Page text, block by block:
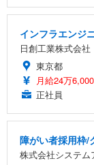
インフラエンジ
日創工業株式会社
東京都
月給24万
正社員
障がい者採用枠/
株式会社システム